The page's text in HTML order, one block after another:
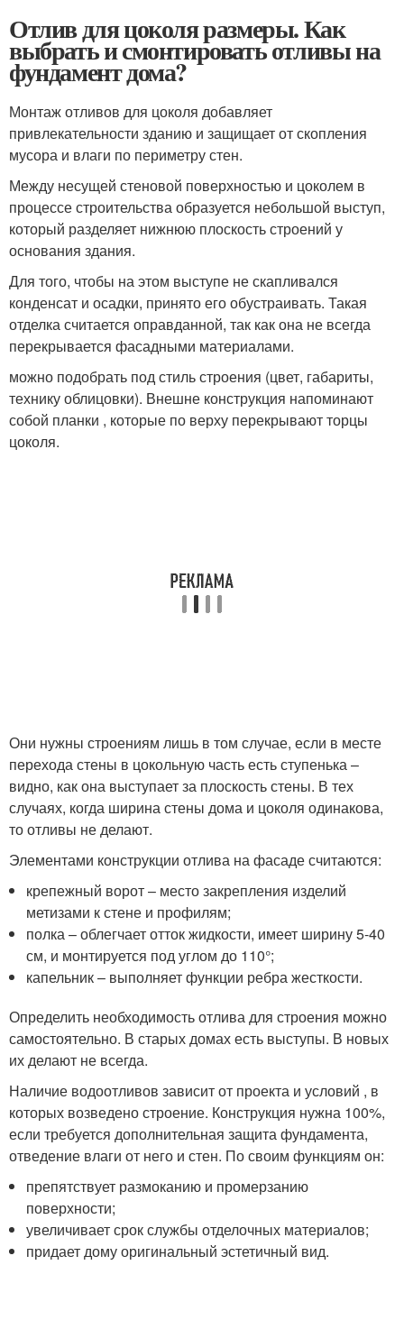
Отлив для цоколя размеры. Как
выбрать и смонтировать отливы на
фундамент дома?
Монтаж отливов для цоколя добавляет
привлекательности зданию и защищает от скопления
мусора и влаги по периметру стен.
Между несущей стеновой поверхностью и цоколем в
процессе строительства образуется небольшой выступ,
который разделяет нижнюю плоскость строений у
основания здания.
Для того, чтобы на этом выступе не скапливался
конденсат и осадки, принято его обустраивать. Такая
отделка считается оправданной, так как она не всегда
перекрывается фасадными материалами.
можно подобрать под стиль строения (цвет, габариты,
технику облицовки). Внешне конструкция напоминают
собой планки , которые по верху перекрывают торцы
цоколя.
Они нужны строениям лишь в том случае, если в месте
перехода стены в цокольную часть есть ступенька –
видно, как она выступает за плоскость стены. В тех
случаях, когда ширина стены дома и цоколя одинакова,
то отливы не делают.
Элементами конструкции отлива на фасаде считаются:
крепежный ворот – место закрепления изделий
метизами к стене и профилям;
полка – облегчает отток жидкости, имеет ширину 5-40
см, и монтируется под углом до 110°;
капельник – выполняет функции ребра жесткости.
Определить необходимость отлива для строения можно
самостоятельно. В старых домах есть выступы. В новых
их делают не всегда.
Наличие водоотливов зависит от проекта и условий , в
которых возведено строение. Конструкция нужна 100%,
если требуется дополнительная защита фундамента,
отведение влаги от него и стен. По своим функциям он:
препятствует размоканию и промерзанию
поверхности;
увеличивает срок службы отделочных материалов;
придает дому оригинальный эстетичный вид.